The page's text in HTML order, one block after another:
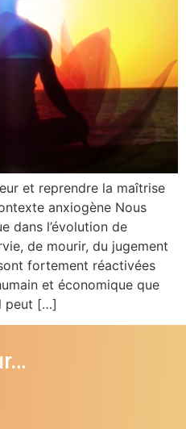
et reprendre la maîtrise
anxiogène Nous
dans l’évolution de
de mourir, du jugement
fortement réactivées
et économique que
peut […]